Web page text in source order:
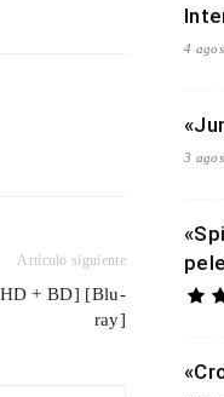
Artículo siguiente
+ BD] [Blu-
ray]
4
3